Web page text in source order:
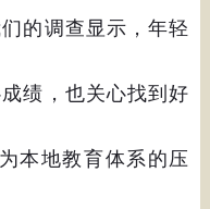
的调查显示，年轻
绩，也关心找到好
本地教育体系的压